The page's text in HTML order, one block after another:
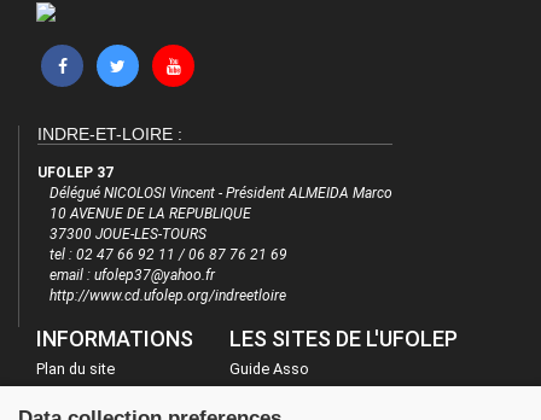
INDRE-ET-LOIRE :
UFOLEP 37
Délégué NICOLOSI Vincent - Président ALMEIDA Marco
10 AVENUE DE LA REPUBLIQUE
37300 JOUE-LES-TOURS
tel : 02 47 66 92 11 / 06 87 76 21 69
email : ufolep37@yahoo.fr
http://www.cd.ufolep.org/indreetloire
INFORMATIONS
Plan du site
LES SITES DE L'UFOLEP
Guide Asso